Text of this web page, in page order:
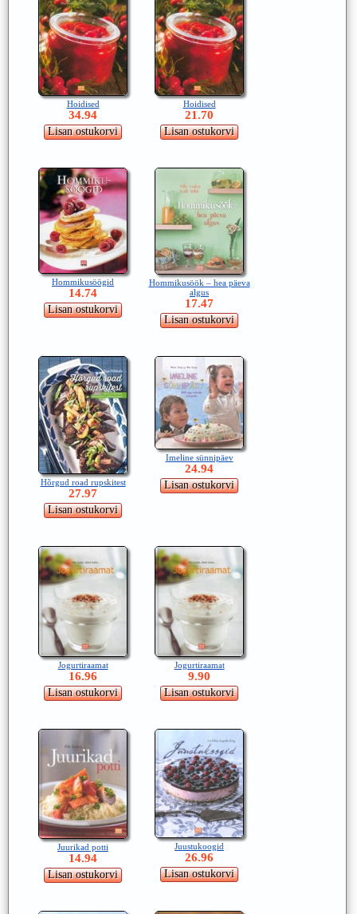
Hoidised
34.94
Hoidised
21.70
Hommikusöögid
14.74
Hommikusöök – hea päeva
algus
17.47
Hõrgud road rupskitest
27.97
Imeline sünnipäev
24.94
Jogurtiraamat
16.96
Jogurtiraamat
9.90
Juurikad potti
14.94
Juustukoogid
26.96